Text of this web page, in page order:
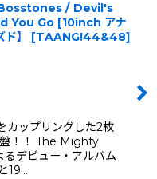
/ Devil's
Go [10inch アナ
】
[TAANG!44&48]
カップリングした2枚
！！ The Mighty
デビュー・アルバム
19…